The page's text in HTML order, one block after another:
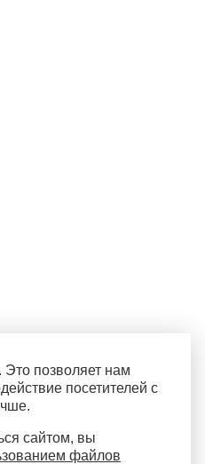
позволяет нам
посетителей с
сайтом, вы
файлов